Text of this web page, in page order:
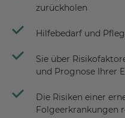
zurückholen
Hilfebedarf und
Sie über
und Prognose Ihrer
Die Risiken einer
Folgeerkrankungen